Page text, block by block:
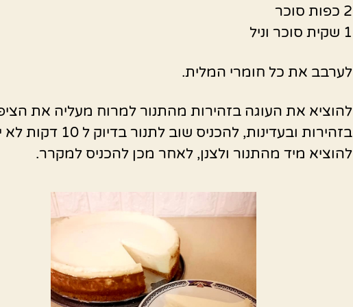
2 כפות סוכר
1 שקית סוכר וניל
לערבב את כל חומרי המלית.
להוציא את העוגה בזהירות מהתנור למרוח מעליה את
בזהירות ובעדינות, להכניס שוב לתנור
להוציא מיד מהתנור ולצנן, לאחר מכן להכניס למקרר.